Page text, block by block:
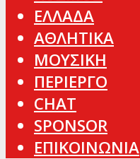
ΕΛΛΑΔΑ
ΑΘΛΗΤΙΚΑ
ΜΟΥΣΙΚΗ
ΠΕΡΙΕΡΓΟ
CHAT
SPONSOR
ΕΠΙΚΟΙΝΩΝΙΑ